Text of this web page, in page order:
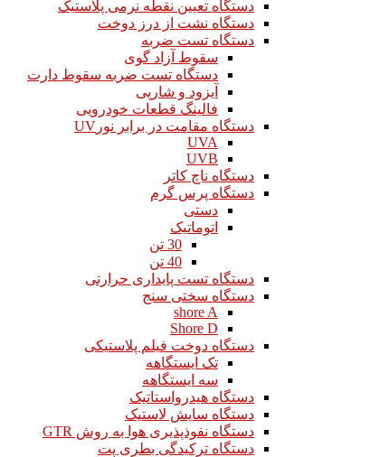
دستگاه تعیین نقطه نرمی پلاستیک
دستگاه نشت از درز دوخت
دستگاه تست ضربه
سقوط آزاد گوی
دستگاه تست ضربه سقوط دارت
آیزود و شارپی
فالینگ قطعات خودرویی
دستگاه مقامت در برابر نورUV
UVA
UVB
دستگاه ناچ کاتر
دستگاه پرس گرم
دستی
اتوماتیک
30 تن
40 تن
دستگاه تست پایداری حرارتی
دستگاه سختی سنج
shore A
Shore D
دستگاه دوخت فیلم پلاستیکی
تک ایستگاهه
سه ایستگاهه
دستگاه هیدرواستاتیک
دستگاه سایش لاستیک
دستگاه نفوذپذیری هوا به روش GTR
دستگاه ترکیدگی بطری پت